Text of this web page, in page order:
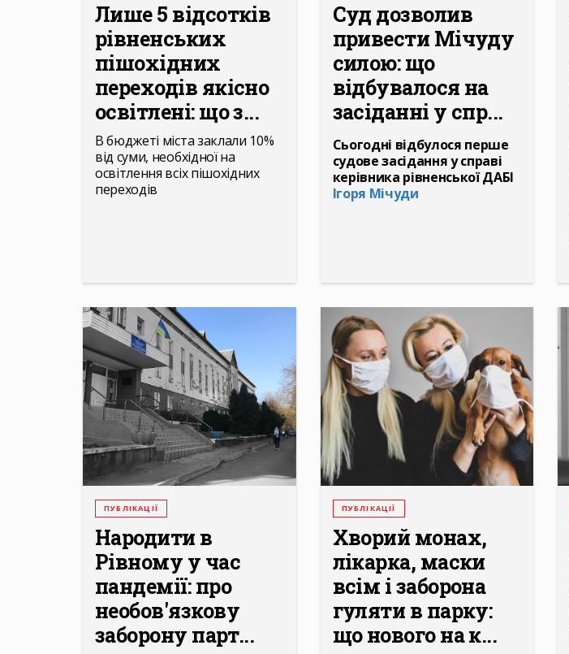
Лише 5 відсотків
рівненських
пішохідних
переходів якісно
освітлені: що з...
В бюджеті міста заклали 10%
від суми, необхідної на
освітлення всіх пішохідних
переходів
Суд дозволив
привести Мічуду
силою: що
відбувалося на
засіданні у спр...
Сьогодні відбулося перше
судове засідання у справі
керівника рівненської ДАБІ
Ігоря Мічуди
ПУБЛІКАЦІЇ
Народити в
Рівному у час
пандемії: про
необов'язкову
заборону парт...
ПУБЛІКАЦІЇ
Хворий монах,
лікарка, маски
всім і заборона
гуляти в парку:
що нового на к...